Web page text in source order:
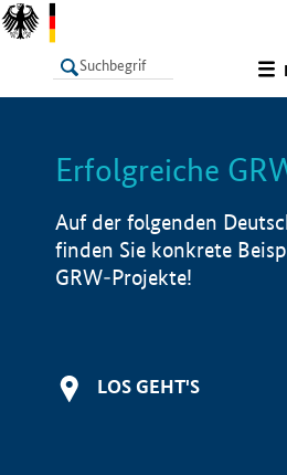
LISTE
Erfolgreiche
Auf der folgenden
finden Sie konkrete
GRW-Projekte!
LOS GEHT'S